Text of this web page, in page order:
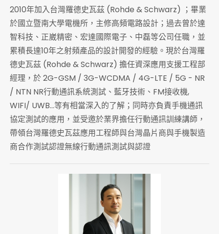
2010年加入台灣羅德史瓦茲 (Rohde & Schwarz) ；畢業
於國立暨南大學電機所，主修高頻電路設計；過去曾於達
智科技、正崴精密、宏達國際電子、中磊等公司任職，並
累積長達10年之射頻產品的設計開發的經驗。現於台灣羅
德史瓦茲 (Rohde & Schwarz) 擔任資深應用支援工程部
經理，於 2G-GSM / 3G-WCDMA / 4G-LTE / 5G - NR
/ NTN NR行動通訊系統測試、藍牙技術、FM接收機,
WIFI/ UWB...等有相當深入的了解；同時亦負責手機通訊
協定測試的應用，並受邀於業界擔任行動通訊訓練講師，
帶領台灣羅德史瓦茲應用工程師與台灣晶片商與手機製造
商合作測試認證無線行動通訊測試與認證